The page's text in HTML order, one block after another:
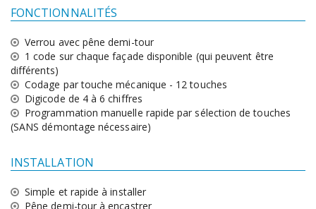
FONCTIONNALITÉS
Verrou avec pêne demi-tour
1 code sur chaque façade disponible (qui peuvent être
différents)
Codage par touche mécanique - 12 touches
Digicode de 4 à 6 chiffres
Programmation manuelle rapide par sélection de touches
(SANS démontage nécessaire)
INSTALLATION
Simple et rapide à installer
Pêne demi-tour à encastrer